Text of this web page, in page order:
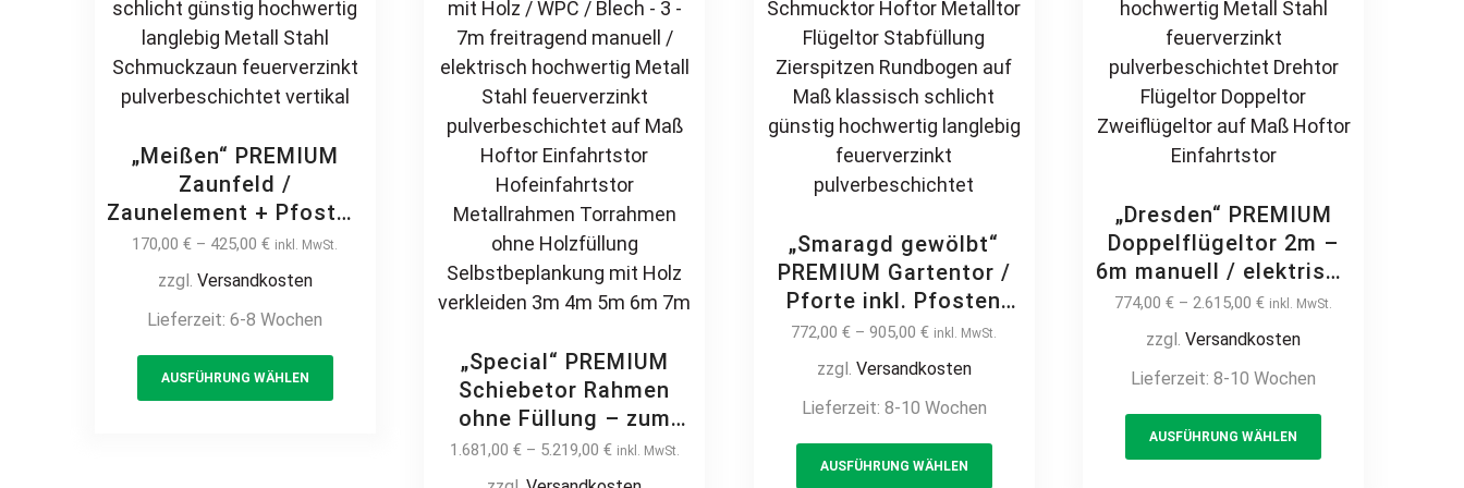
page
page
product
„Meißen“ PREMIUM
Zaunfeld /
Zaunelement + Pfosten
Gartenzaun Metallzaun
klassisch schlicht
günstig hochwertig
langlebig Metall Stahl
Schmuckzaun
feuerverzinkt
170,00€ – 425,00€ inkl. MwSt.
zzgl. Versandkosten
Lieferzeit:6-8 Wochen
AUSFÜHRUNG WÄHLEN
This
„Special“ PREMIUM
Schiebetor Rahmen
ohne Füllung – zum
selbst beplanken /
selbst gestalten mit
1.681,00 €– 5.219,00 € inkl. MwSt.
„Smaragd gewölbt“
PREMIUM Gartentor /
Pforte inkl. Pfosten
vertikale Profile
Gartenpforte Zauntür
Schmucktor Hoftor
Metalltor Flügeltor
Stabfüllung Zierspitzen
Rundbogen auf Maß
772,00€ –905,00€ inkl. MwSt.
zzgl. Versandkosten
Lieferzeit: 8-10 Wochen
AUSFÜHRUNG WÄHLEN
This
„Dresden“ PREMIUM
Doppelflügeltor 2m –
6m manuell / elektrisch
Industrietor 2-flügelig
hochwertig Metall
Stahl feuerverzinkt
pulverbeschichtet
Drehtor Flügeltor
Doppeltor
774,00€ –2.615,00€ inkl. MwSt.
zzgl.Versandkosten
Lieferzeit:8-10 Wochen
AUSFÜHRUNG WÄHLEN
This